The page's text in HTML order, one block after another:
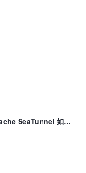
SeaTunnel 如何